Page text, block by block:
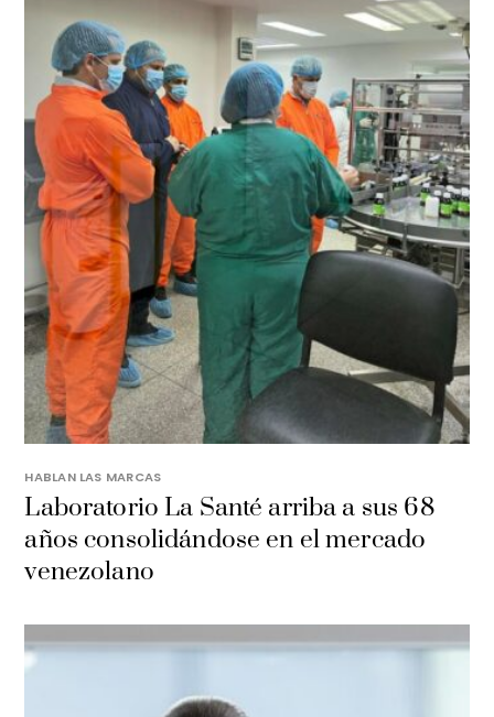
HABLAN LAS MARCAS
Laboratorio La Santé arriba a sus 68
años consolidándose en el mercado
venezolano